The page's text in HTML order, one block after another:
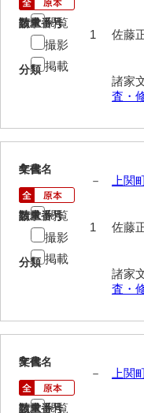
岩崎家文書
岩見博幸収
上田家文書
上野竹逸文
氏本家文書
宇多田家文
内田家文書
請求番号
佐藤
分類
諸家
査・
数量
1
閲覧
撮影
掲載
4
文書名
上関
請求番号
佐藤
分類
諸家
査・
年代
－
数量
1
閲覧
撮影
掲載
5
文書名
上関
請求番号
年代
－
数量 閲覧